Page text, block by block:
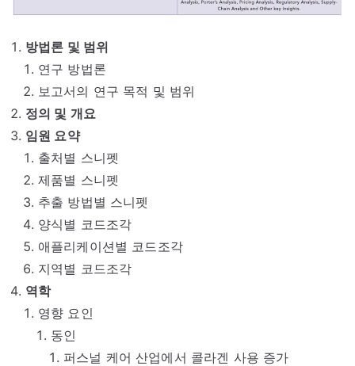
방법론 및 범위
연구 방법론
보고서의 연구 목적 및 범위
정의 및 개요
임원 요약
출처별 스니펫
제품별 스니펫
추출 방법별 스니펫
양식별 코드조각
애플리케이션별 코드조각
지역별 코드조각
역학
영향 요인
동인
퍼스널 케어 산업에서 콜라겐 사용 증가